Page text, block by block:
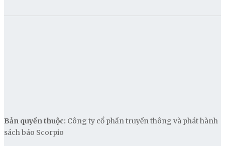
Bản quyền thuộc: Công ty cổ phần truyền thông và phát hành
sách báo Scorpio